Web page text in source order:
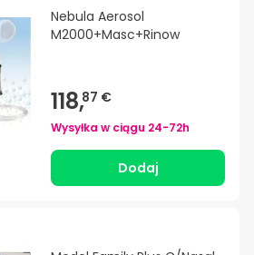
Nebula Aerosol
M2000+Masc+Rinow
118,87 €
Wysyłka w ciągu 24-72h
Dodaj